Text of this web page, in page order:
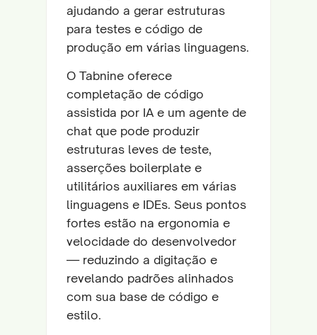
ajudando a gerar estruturas
para testes e código de
produção em várias linguagens.
O Tabnine oferece
completação de código
assistida por IA e um agente de
chat que pode produzir
estruturas leves de teste,
asserções boilerplate e
utilitários auxiliares em várias
linguagens e IDEs. Seus pontos
fortes estão na ergonomia e
velocidade do desenvolvedor
— reduzindo a digitação e
revelando padrões alinhados
com sua base de código e
estilo.